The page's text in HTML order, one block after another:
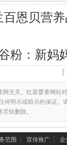
百恩贝营
粉：新妈
无关。红星婴童网站
何明示或暗示的保证。
快删除。
范围 ┆ 宣传推广 ┆ 企